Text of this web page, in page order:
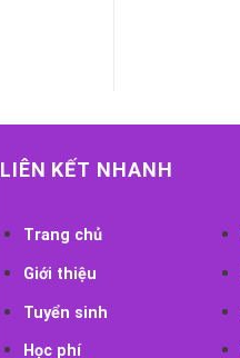
LIÊN KẾT NHANH
Trang chủ
Giới thiệu
Tuyển sinh
Học phí